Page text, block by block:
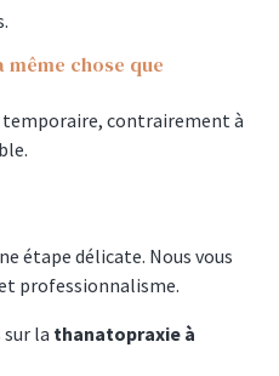
chose que
temporaire, contrairement à
étape délicate. Nous vous
professionnalisme.
la thanatopraxie à